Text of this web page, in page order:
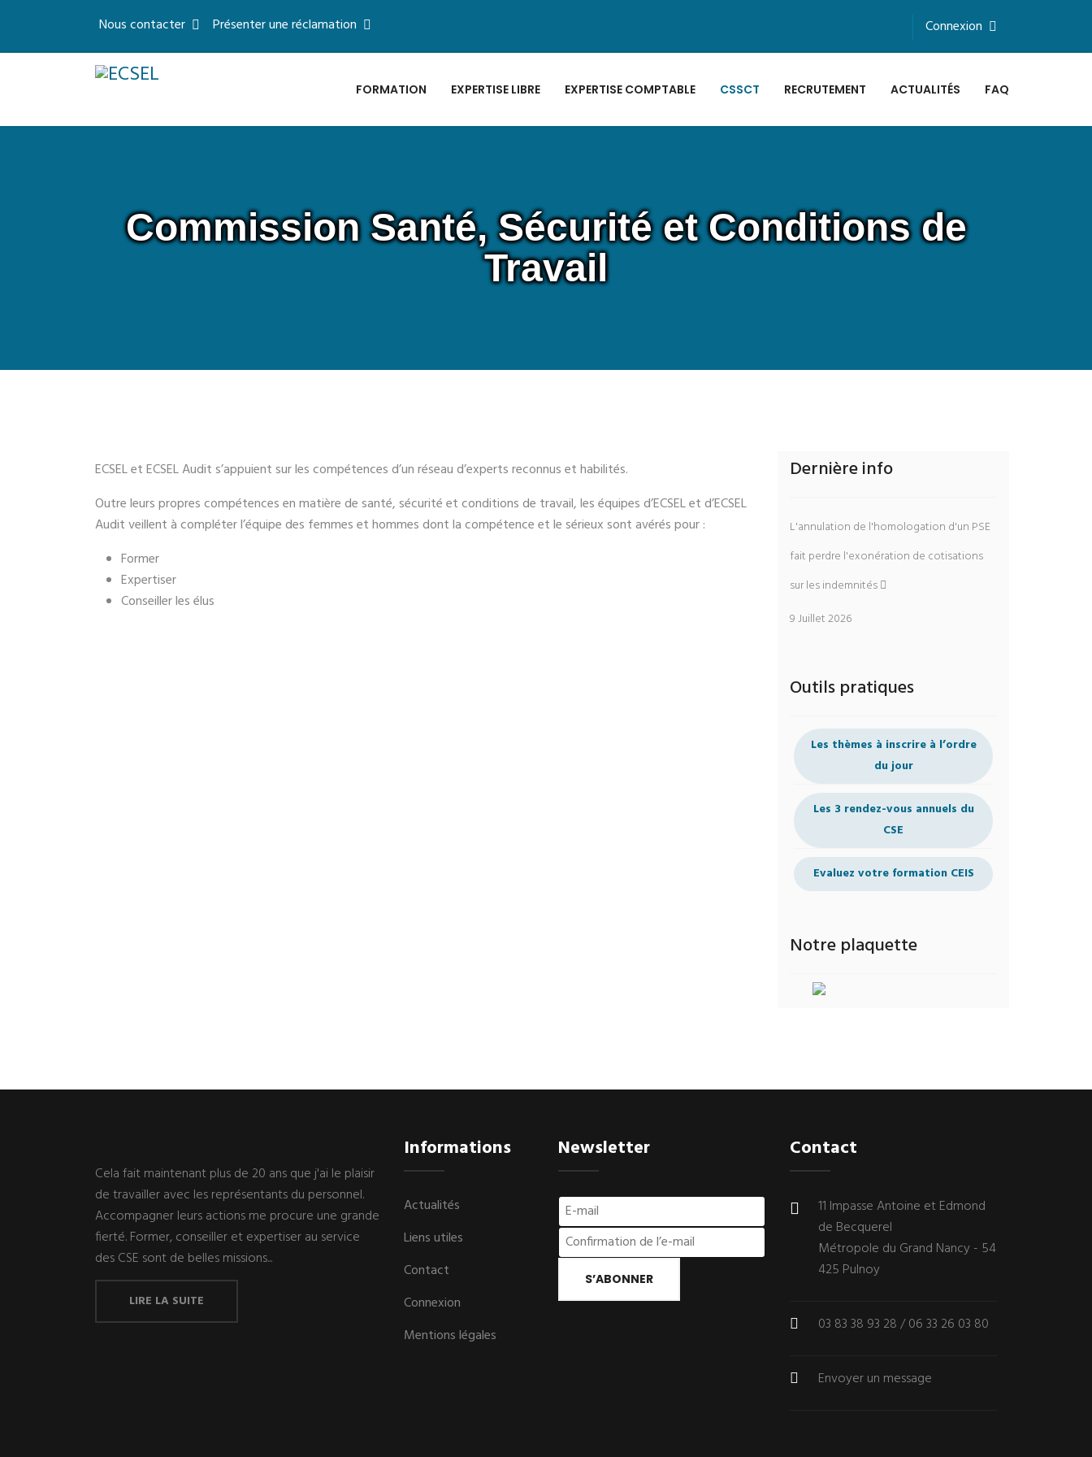
Nous contacter Présenter une réclamation Connexion
FORMATION EXPERTISE LIBRE EXPERTISE COMPTABLE CSSCT RECRUTEMENT ACTUALITÉS FAQ
Commission Santé, Sécurité et Conditions de
Travail
ECSEL et ECSEL Audit s’appuient sur les compétences d’un réseau d’experts reconnus et habilités.
Outre leurs propres compétences en matière de santé, sécurité et conditions de travail, les équipes d’ECSEL et d’ECSEL
Audit veillent à compléter l’équipe des femmes et hommes dont la compétence et le sérieux sont avérés pour :
Former
Expertiser
Conseiller les élus
Dernière info
L'annulation de l'homologation d'un PSE
fait perdre l'exonération de cotisations
sur les indemnités
9 Juillet 2026
Outils pratiques
Les thèmes à inscrire à l’ordre
du jour
Les 3 rendez-vous annuels du
CSE
Evaluez votre formation CEIS
Notre plaquette
Cela fait maintenant plus de 20 ans que j'ai le plaisir
de travailler avec les représentants du personnel.
Accompagner leurs actions me procure une grande
fierté. Former, conseiller et expertiser au service
des CSE sont de belles missions...
LIRE LA SUITE
Informations
Actualités
Liens utiles
Contact
Connexion
Mentions légales
Newsletter
S’ABONNER
Contact
11 Impasse Antoine et Edmond
de Becquerel
Métropole du Grand Nancy - 54
425 Pulnoy
03 83 38 93 28/06 33 26 03 80
Envoyer un message